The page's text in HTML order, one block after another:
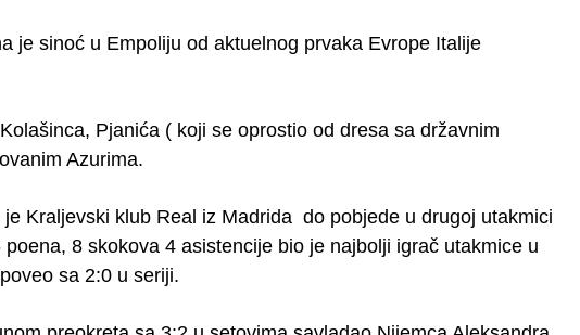
je sinoć u Empoliju od aktuelnog prvaka Evrope Italije
Pjanića ( koji se oprostio od dresa sa državnim
Azurima.
Kraljevski klub Real iz Madrida do pobjede u drugoj utakmici
8 skokova 4 asistencije bio je najbolji igrač utakmice u
sa 2:0 u seriji.